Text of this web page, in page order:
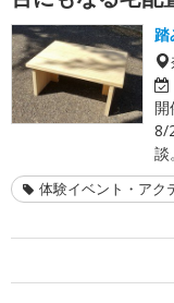
踏
開
8/
談。
体験イベント・アク